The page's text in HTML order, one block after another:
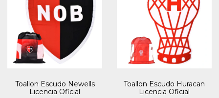
Toallon Escudo Newells
Licencia Oficial
Toallon Escudo Huracan
Licencia Oficial